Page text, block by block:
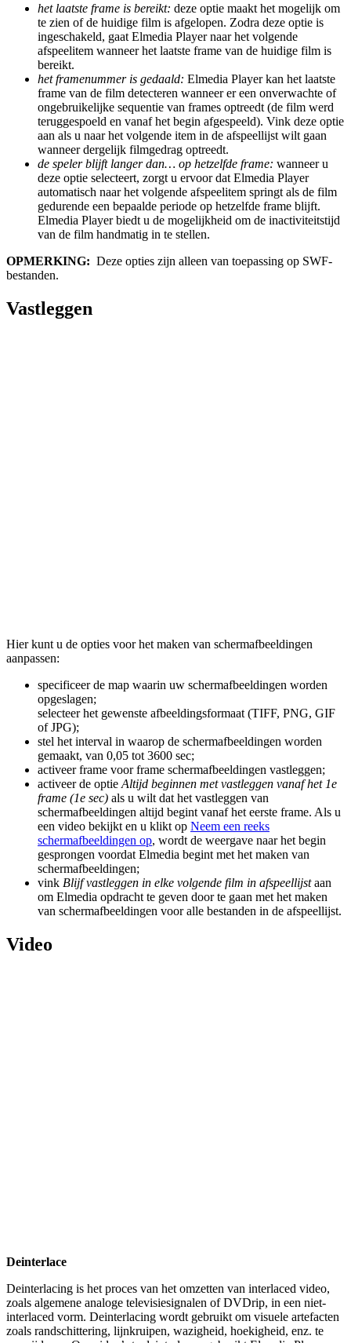
het laatste frame is bereikt: deze optie maakt het mogelijk om
te zien of de huidige film is afgelopen. Zodra deze optie is
ingeschakeld, gaat Elmedia Player naar het volgende
afspeelitem wanneer het laatste frame van de huidige film is
bereikt.
het framenummer is gedaald: Elmedia Player kan het laatste
frame van de film detecteren wanneer er een onverwachte of
ongebruikelijke sequentie van frames optreedt (de film werd
teruggespoeld en vanaf het begin afgespeeld). Vink deze optie
aan als u naar het volgende item in de afspeellijst wilt gaan
wanneer dergelijk filmgedrag optreedt.
de speler blijft langer dan… op hetzelfde frame: wanneer u
deze optie selecteert, zorgt u ervoor dat Elmedia Player
automatisch naar het volgende afspeelitem springt als de film
gedurende een bepaalde periode op hetzelfde frame blijft.
Elmedia Player biedt u de mogelijkheid om de inactiviteitstijd
van de film handmatig in te stellen.
OPMERKING: Deze opties zijn alleen van toepassing op SWF-
bestanden.
Vastleggen
Hier kunt u de opties voor het maken van schermafbeeldingen
aanpassen:
specificeer de map waarin uw schermafbeeldingen worden
opgeslagen;
selecteer het gewenste afbeeldingsformaat (TIFF, PNG, GIF
of JPG);
stel het interval in waarop de schermafbeeldingen worden
gemaakt, van 0,05 tot 3600 sec;
activeer frame voor frame schermafbeeldingen vastleggen;
activeer de optie Altijd beginnen met vastleggen vanaf het 1e
frame (1e sec) als u wilt dat het vastleggen van
schermafbeeldingen altijd begint vanaf het eerste frame. Als u
een video bekijkt en u klikt op Neem een reeks
schermafbeeldingen op, wordt de weergave naar het begin
gesprongen voordat Elmedia begint met het maken van
schermafbeeldingen;
vink Blijf vastleggen in elke volgende film in afspeellijstaan
om Elmedia opdracht te geven door te gaan met het maken
van schermafbeeldingen voor alle bestanden in de afspeellijst.
Video
Deinterlace
Deinterlacing is het proces van het omzetten van interlaced video,
zoals algemene analoge televisiesignalen of DVDrip, in een niet-
interlaced vorm. Deinterlacing wordt gebruikt om visuele artefacten
zoals randschittering, lijnkruipen, wazigheid, hoekigheid, enz. te